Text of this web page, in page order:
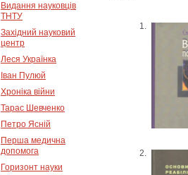
Видання науковців
ТНТУ
Західний науковий
центр
Леся Українка
Іван Пулюй
Хроніка війни
Тарас Шевченко
Петро Ясній
Перша медична
допомога
Горизонт науки